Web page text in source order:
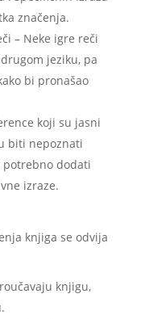
značenja.
– Neke igre reči
jeziku, pa
bi pronašao
koji su jasni
biti nepoznati
dodati
izraze.
knjiga se odvija
knjigu,